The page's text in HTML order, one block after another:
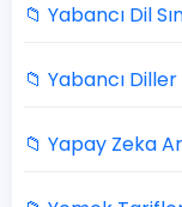
📁 Yabancı Dil
📁 Yabancı
📁 Yapay Zeka